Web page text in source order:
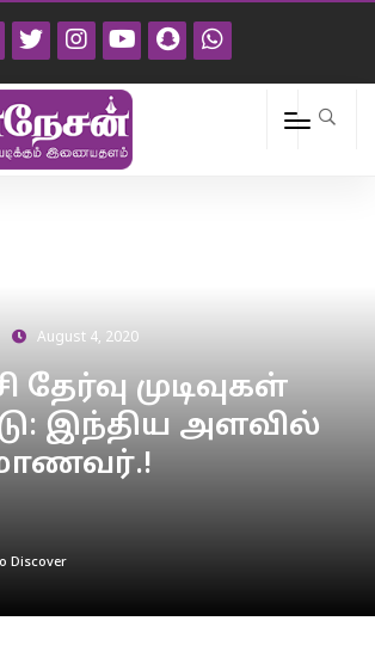
August 4, 2020
தேர்வு முடிவுகள்
இந்திய அளவில்
Discover